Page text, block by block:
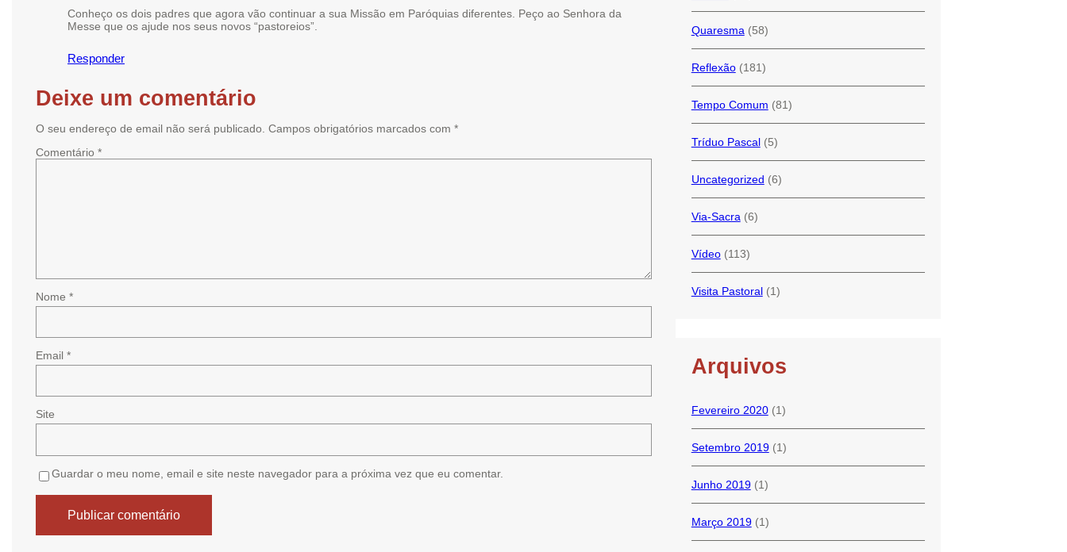
Conheço os dois padres que agora vão continuar a sua Missão em Paróquias diferentes. Peço ao Senhora da
Messe que os ajude nos seus novos “pastoreios”.
Responder
Deixe um comentário
O seu endereço de email não será publicado. Campos obrigatórios marcados com *
Comentário *
Nome *
Email *
Site
Guardar o meu nome, email e site neste navegador para a próxima vez que eu comentar.
Quaresma (58)
Reflexão(181)
Tempo Comum (81)
Tríduo Pascal(5)
Uncategorized (6)
Via-Sacra (6)
Vídeo(113)
Visita Pastoral(1)
Arquivos
Fevereiro 2020(1)
Setembro 2019(1)
Junho 2019(1)
Março 2019(1)